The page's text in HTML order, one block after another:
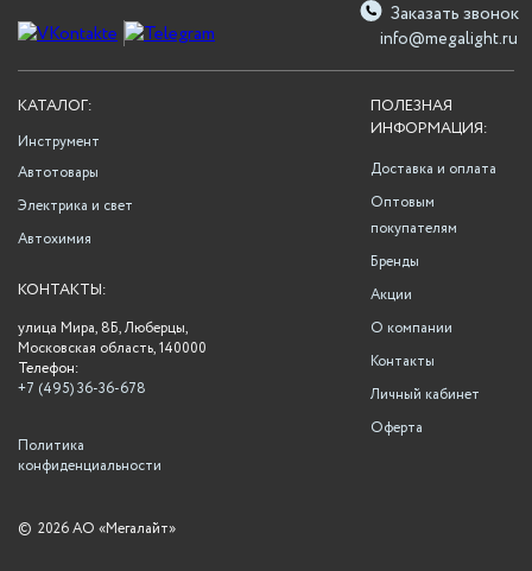
info@megalight.ru
Заказать звонок
ПОЛЕЗНАЯ
ИНФОРМАЦИЯ:
Доставка и оплата
Оптовым
покупателям
Бренды
Акции
О компании
Контакты
Личный кабинет
Оферта
КАТАЛОГ:
Инструмент
Автотовары
Электрика и свет
Автохимия
КОНТАКТЫ:
улица Мира, 8Б, Люберцы,
Московская область, 140000
Телефон:
+7 (495) 36-36-678
Политика
конфиденциальности
© 2026 АО «Мегалайт»